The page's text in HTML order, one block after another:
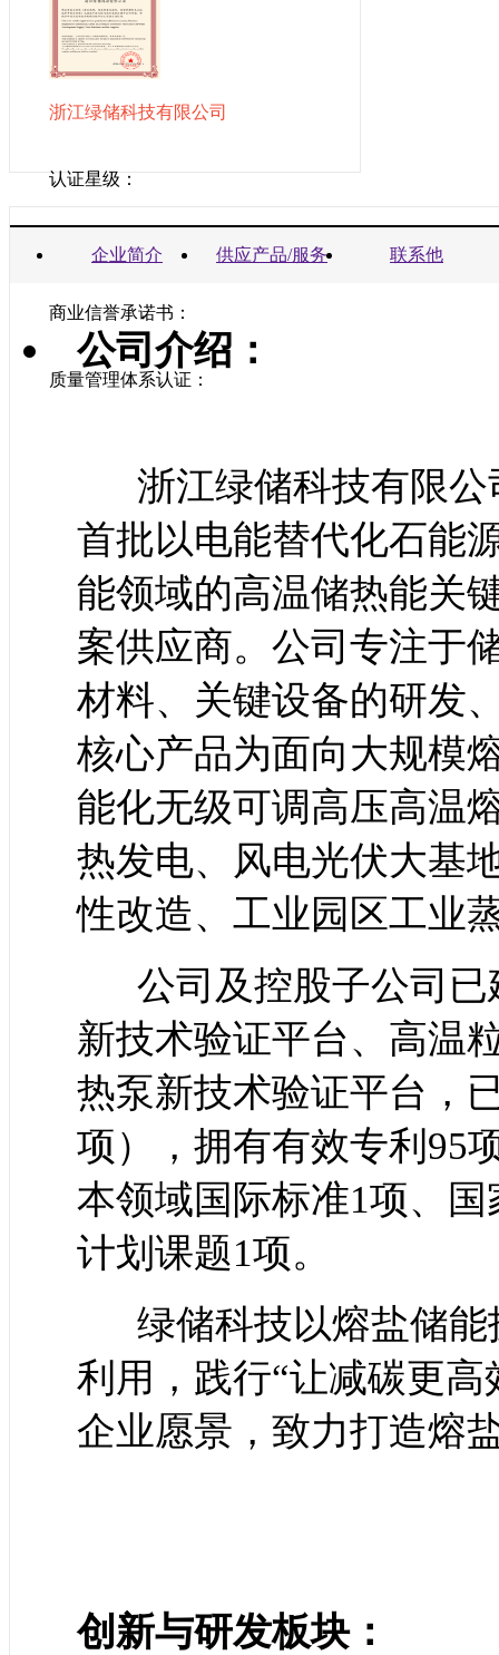
浙江绿储科技有限公司
认证星级：
营业执照：
商业信誉承诺书：
质量管理体系认证：
企业简介 供应产品/服务 联系他
公司介绍：
浙江绿储科技有限
首批以电能替代化石能
能领域的高温储热能关
案供应商。公司专注于
材料、关键设备的研发
核心产品为面向大规模
能化无级可调高压高温
热发电、风电光伏大基
性改造、工业园区工业
公司及控股子公司
新技术验证平台、高温
热泵新技术验证平台，
项），拥有有效专利95
本领域国际标准1项、
计划课题1项。
绿储科技以熔盐储
利用，践行“让减碳更
企业愿景，致力打造熔
创新与研发板块：